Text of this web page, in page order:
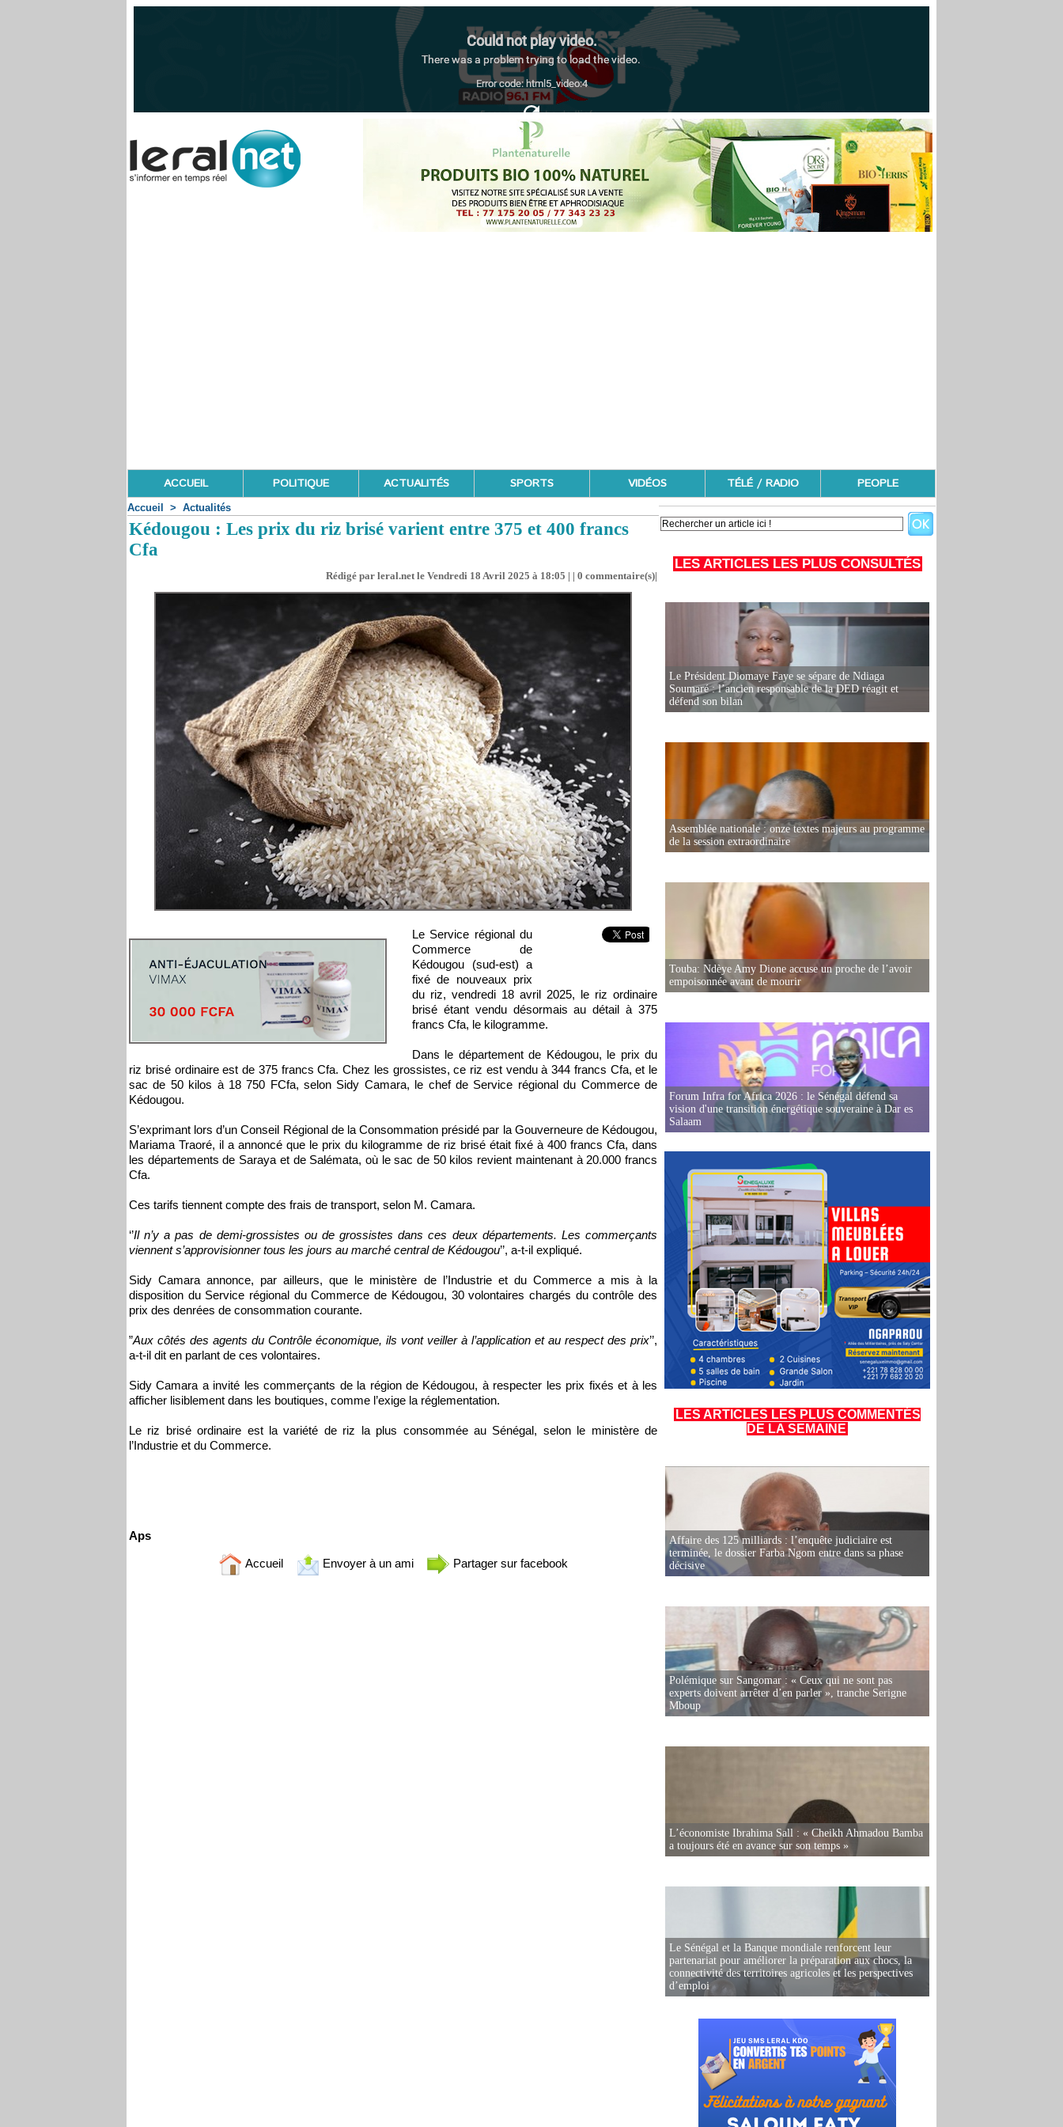
ACCUEIL POLITIQUE ACTUALITÉS SPORTS VIDÉOS TÉLÉ / RADIO PEOPLE
Accueil > Actualités
Kédougou : Les prix du riz brisé varient entre 375 et 400 francs
Cfa
Rédigé par leral.net le Vendredi 18 Avril 2025 à 18:05 | | 0 commentaire(s)|
Le Service régional du
Commerce de
Kédougou (sud-est) a
fixé de nouveaux prix
du riz, vendredi 18 avril 2025, le riz ordinaire
brisé étant vendu désormais au détail à 375
francs Cfa, le kilogramme.
Dans le département de Kédougou, le prix du
riz brisé ordinaire est de 375 francs Cfa. Chez les grossistes, ce riz est vendu à 344 francs Cfa, et le
sac de 50 kilos à 18 750 FCfa, selon Sidy Camara, le chef de Service régional du Commerce de
Kédougou.
S’exprimant lors d’un Conseil Régional de la Consommation présidé par la Gouverneure de Kédougou,
Mariama Traoré, il a annoncé que le prix du kilogramme de riz brisé était fixé à 400 francs Cfa, dans
les départements de Saraya et de Salémata, où le sac de 50 kilos revient maintenant à 20.000 francs
Cfa.
Ces tarifs tiennent compte des frais de transport, selon M. Camara.
‘’Il n’y a pas de demi-grossistes ou de grossistes dans ces deux départements. Les commerçants
viennent s’approvisionner tous les jours au marché central de Kédougou’’, a-t-il expliqué.
Sidy Camara annonce, par ailleurs, que le ministère de l’Industrie et du Commerce a mis à la
disposition du Service régional du Commerce de Kédougou, 30 volontaires chargés du contrôle des
prix des denrées de consommation courante.
”Aux côtés des agents du Contrôle économique, ils vont veiller à l’application et au respect des prix’’,
a-t-il dit en parlant de ces volontaires.
Sidy Camara a invité les commerçants de la région de Kédougou, à respecter les prix fixés et à les
afficher lisiblement dans les boutiques, comme l’exige la réglementation.
Le riz brisé ordinaire est la variété de riz la plus consommée au Sénégal, selon le ministère de
l’Industrie et du Commerce.
Aps
Accueil Envoyer à un ami Partager sur facebook
LES ARTICLES LES PLUS CONSULTÉS
Le Président Diomaye Faye se sépare de Ndiaga
Soumaré : l’ancien responsable de la DED réagit et
défend son bilan
Assemblée nationale : onze textes majeurs au programme
de la session extraordinaire
Touba: Ndèye Amy Dione accuse un proche de l’avoir
empoisonnée avant de mourir
Forum Infra for Africa 2026 : le Sénégal défend sa
vision d'une transition énergétique souveraine à Dar es
Salaam
LES ARTICLES LES PLUS COMMENTÉS
DE LA SEMAINE
Affaire des 125 milliards : l’enquête judiciaire est
terminée, le dossier Farba Ngom entre dans sa phase
décisive
Polémique sur Sangomar : « Ceux qui ne sont pas
experts doivent arrêter d’en parler », tranche Serigne
Mboup
L’économiste Ibrahima Sall : « Cheikh Ahmadou Bamba
a toujours été en avance sur son temps »
Le Sénégal et la Banque mondiale renforcent leur
partenariat pour améliorer la préparation aux chocs, la
connectivité des territoires agricoles et les perspectives
d’emploi